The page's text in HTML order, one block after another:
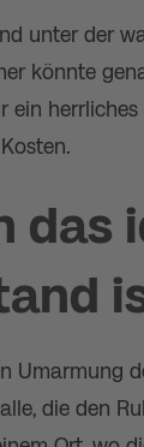
unter der
könnte
ein
das
Umarmung
die den